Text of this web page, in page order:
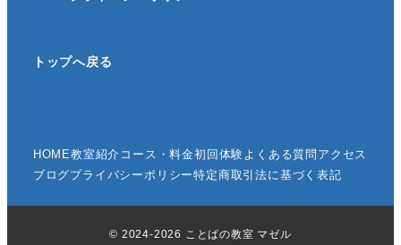
トップへ戻る
HOME教室紹介 コース・料金初回体験よくある質問 アクセス
ブログプライバシーポリシー特定商取引法に基づく表記
© 2024-2026 ことばの教室 マゼル